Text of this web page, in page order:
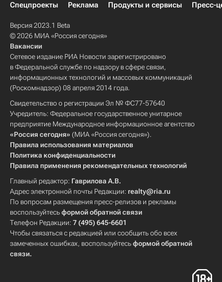
Спецпроекты
Реклама Продукты и сервисы Пресс-
Версия 2023.1 Beta
© 2026 МИА «Россия сегодня»
Вакансии
Сетевое издание РИА Новости зарегистрировано
в Федеральной службе по надзору в сфере связи,
информационных технологий и массовых коммуникаций
(Роскомнадзор) 08 апреля 2014 года.
Свидетельство о регистрации Эл № ФС77-57640
Учредитель: Федеральное государственное унитарное
предприятие Международное информационное агентство
«Россия сегодня» (МИА «Россия сегодня»).
Правила использования материалов
Политика конфиденциальности
Правила применения рекомендательных технологий
Главный редактор: Гаврилова А.В.
Адрес электронной почты Редакции: realty@ria.ru
По вопросам размещения пресс-релизов и рекламы
воспользуйтесьформой обратной связи
Телефон Редакции: 7 (495) 645-6601
Чтобы связаться с редакцией или сообщить обо всех
замеченных ошибках, воспользуйтесьформой обратной
связи.